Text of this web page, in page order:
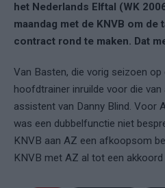
het Nederlands Elftal (WK
maandag met de KNVB om
contract rond te maken. Dat
Van Basten, die vorig seizoen
hoofdtrainer inruilde voor die
assistent van Danny Blind. Voor
was een dubbelfunctie niet
KNVB aan AZ een afkoopsom
KNVB met AZ al tot een akkoord